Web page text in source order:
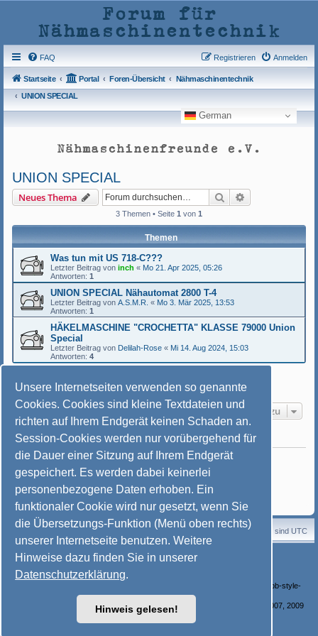
Unsere Internetseiten verwenden so genannte
Cookies. Cookies sind kleine Textdateien und
richten auf Ihrem Endgerät keinen Schaden an.
Session-Cookies werden nur vorübergehend für
die Dauer einer Sitzung auf Ihrem Endgerät
gespeichert. Es werden dabei keinerlei
personenbezogene Daten erhoben. Ein
funktionaler Cookie wird nur gesetzt, wenn Sie
die Übersetzungs-Funktion (Menü oben rechts)
unserer Internetseite benutzen. Weitere
Hinweise dazu finden Sie in unserer
Datenschutzerklärung.
Hinweis gelesen!
Forum für
Nähmaschinentechnik
FAQ Anmelden
Registrieren
Startseite Portal Foren-Übersicht
Nähmaschinentechnik
UNION SPECIAL
German
Nähmaschinenfreunde e.V.
UNION SPECIAL
Neues Thema Suche
3 Themen • Seite 1 von 1
Themen
Was tun mit US 718-C???
Letzter Beitrag von inch « Mo 21. Apr 2025, 05:26
Antworten: 1
UNION SPECIAL Nähautomat 2800 T-4
Letzter Beitrag von A.S.M.R. « Mo 3. Mär 2025, 13:53
Antworten: 1
HÄKELMASCHINE "CROCHETTA" KLASSE 79000 Union
Special
Letzter Beitrag von Delilah-Rose « Mi 14. Aug 2024, 15:03
Antworten: 4
3 Themen • Seite1 von 1
Gehe zu
BERECHTIGUNGEN IN DIESEM FORUM
Du darfstkeine neuen Themen in diesem Forum erstellen.
Du darfst deine Beiträge in diesem Forumnichtändern.
Du darfst deine Beiträge in diesem Forum
nicht
löschen.
Du darfst keineDateianhänge in diesem Forum erstellen.
Portal Foren-Übersicht Alle Zeiten sind UTC
Deutsche Übersetzung durchphpBB.de
Style: © Nähmaschinenfreunde e. V. von
http://phpbb-style-
design.de/
Bilder-Galerie: Powered by phpBB Gallery /
http://www.flying-bits.org/
/ © 2007, 2009
nickvergessen
Nähmaschine Icons erstellt von Freepik - Flaticon